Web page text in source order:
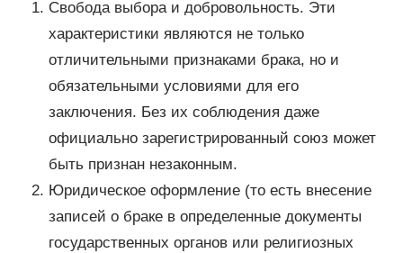
Свобода выбора и добровольность. Эти
характеристики являются не только
отличительными признаками брака, но и
обязательными условиями для его
заключения. Без их соблюдения даже
официально зарегистрированный союз может
быть признан незаконным.
Юридическое оформление (то есть внесение
записей о браке в определенные документы
государственных органов или религиозных